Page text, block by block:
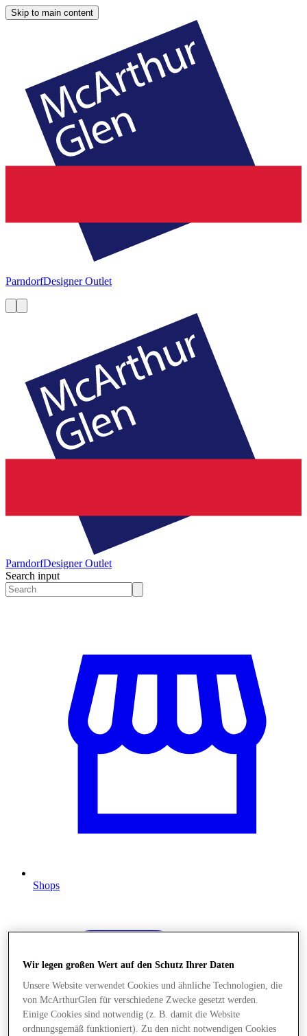
Skip to main content
ParndorfDesigner Outlet
ParndorfDesigner Outlet
Search input
Shops
Wir legen großen Wert auf den Schutz Ihrer Daten
Unsere Website verwendet Cookies und ähnliche Technologien, die
von McArthurGlen für verschiedene Zwecke gesetzt werden.
Einige Cookies sind notwendig (z. B. damit die Website
ordnungsgemäß funktioniert). Zu den nicht notwendigen Cookies